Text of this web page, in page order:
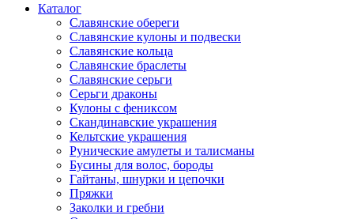
Каталог
Славянские обереги
Славянские кулоны и подвески
Славянские кольца
Славянские браслеты
Славянские серьги
Серьги драконы
Кулоны с фениксом
Скандинавские украшения
Кельтские украшения
Рунические амулеты и талисманы
Бусины для волос, бороды
Гайтаны, шнурки и цепочки
Пряжки
Заколки и гребни